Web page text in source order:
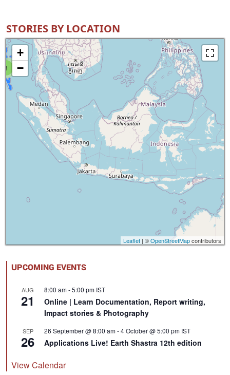
STORIES BY LOCATION
8
+
−
Leaflet | ©OpenStreetMapcontributors
UPCOMING EVENTS
AUG
21
8:00 am-5:00 pm IST
Online | Learn Documentation, Report writing,
Impact stories & Photography
SEP
26
26 September @ 8:00 am-4 October @ 5:00 pm IST
Applications Live! Earth Shastra 12th edition
View Calendar